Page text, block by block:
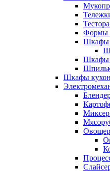
Формы
Шкафы
Шкафы
Шкафы